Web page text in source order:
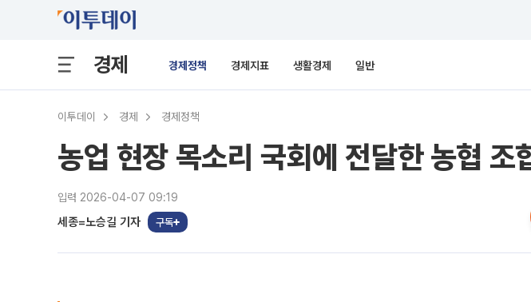
경제 경제정책 경제지표 생활경제 일반
이투데이 경제 경제정책
농업 현장 목소리 국회에 전달한 농협
입력 2026-04-07 09:19
세종=노승길 기자 구독